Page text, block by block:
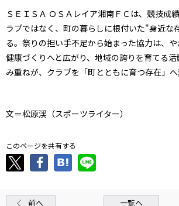
ＳＥＩＳＡ ＯＳＡレイア湘南ＦＣは、競技成
ラブではなく、町の暮らしに根付いた"身近な
る。祭りの担い手不足から始まった協力は、
健康づくりへと広がり、地域の誇りを育てる
み重ねが、クラブを「町とともに育つ存在」へ
文＝松原渓（スポーツライター）
このページを共有する
前へ 一覧へ